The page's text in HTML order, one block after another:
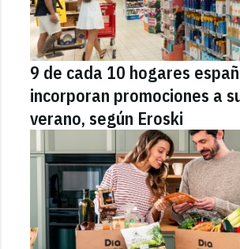
9 de cada 10 hogares
incorporan promociones a
verano, según Eroski